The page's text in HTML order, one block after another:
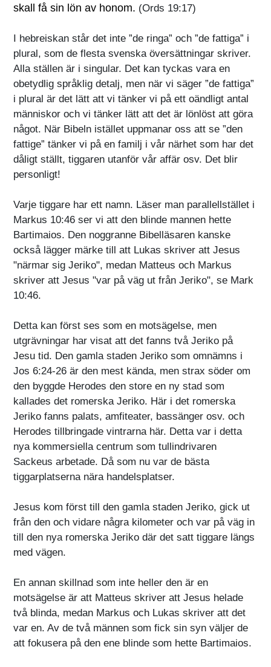
skall få sin lön av honom. (Ords 19:17)
I hebreiskan står det inte ”de ringa” och ”de fattiga” i
plural, som de flesta svenska översättningar skriver.
Alla ställen är i singular. Det kan tyckas vara en
obetydlig språklig detalj, men när vi säger ”de fattiga”
i plural är det lätt att vi tänker vi på ett oändligt antal
människor och vi tänker lätt att det är lönlöst att göra
något. När Bibeln istället uppmanar oss att se ”den
fattige” tänker vi på en familj i vår närhet som har det
dåligt ställt, tiggaren utanför vår affär osv. Det blir
personligt!
Varje tiggare har ett namn. Läser man parallellstället i
Markus 10:46 ser vi att den blinde mannen hette
Bartimaios. Den noggranne Bibelläsaren kanske
också lägger märke till att Lukas skriver att Jesus
"närmar sig Jeriko", medan Matteus och Markus
skriver att Jesus "var på väg ut från Jeriko", se Mark
10:46.
Detta kan först ses som en motsägelse, men
utgrävningar har visat att det fanns två Jeriko på
Jesu tid. Den gamla staden Jeriko som omnämns i
Jos 6:24-26 är den mest kända, men strax söder om
den byggde Herodes den store en ny stad som
kallades det romerska Jeriko. Här i det romerska
Jeriko fanns palats, amfiteater, bassänger osv. och
Herodes tillbringade vintrarna här. Detta var i detta
nya kommersiella centrum som tullindrivaren
Sackeus arbetade. Då som nu var de bästa
tiggarplatserna nära handelsplatser.
Jesus kom först till den gamla staden Jeriko, gick ut
från den och vidare några kilometer och var på väg in
till den nya romerska Jeriko där det satt tiggare längs
med vägen.
En annan skillnad som inte heller den är en
motsägelse är att Matteus skriver att Jesus helade
två blinda, medan Markus och Lukas skriver att det
var en. Av de två männen som fick sin syn väljer de
att fokusera på den ene blinde som hette Bartimaios.